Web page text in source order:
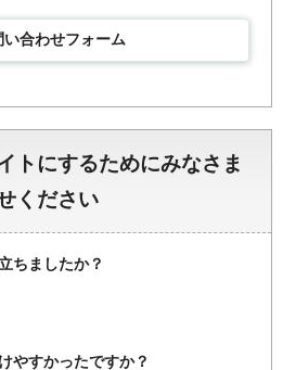
い合わせフォーム
トにするためにみなさま
ください
ちましたか？
やすかったですか？